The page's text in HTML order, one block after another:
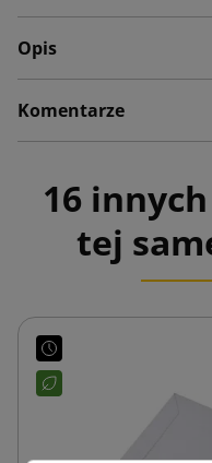
Opis
Komentarze
16
tej